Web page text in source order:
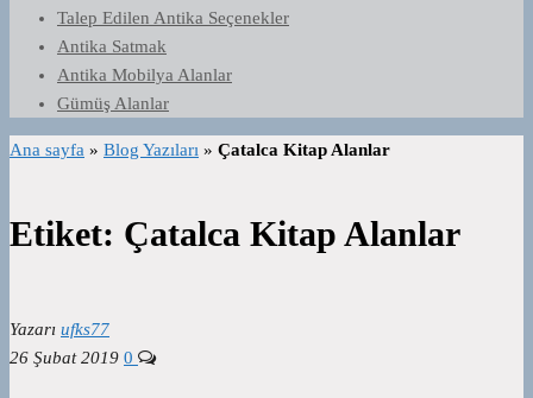
Talep Edilen Antika Seçenekler
Antika Satmak
Antika Mobilya Alanlar
Gümüş Alanlar
Ana sayfa » Blog Yazıları » Çatalca Kitap Alanlar
Etiket: Çatalca Kitap Alanlar
Yazarı ufks77
26 Şubat 2019 0